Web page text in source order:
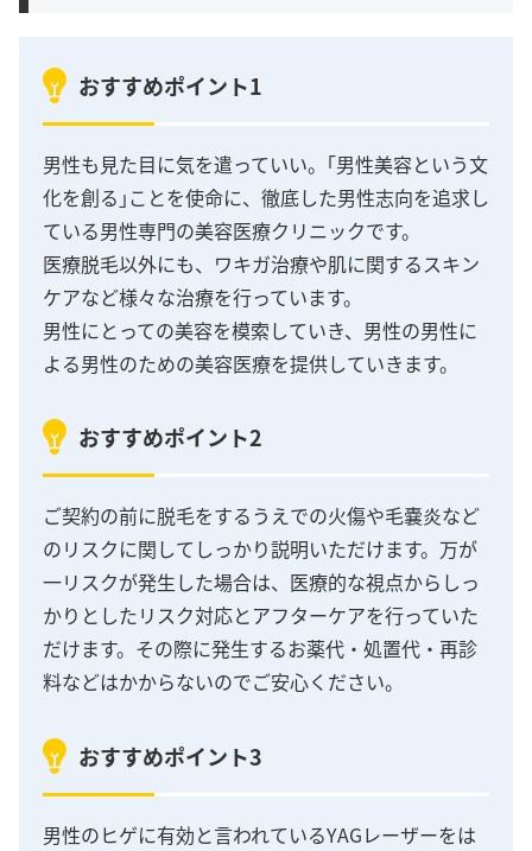
おすすめポイント1
男性も見た目に気を遣っていい。｢男性美容という文
化を創る｣ことを使命に、徹底した男性志向を追求し
ている男性専門の美容医療クリニックです。
医療脱毛以外にも、ワキガ治療や肌に関するスキン
ケアなど様々な治療を行っています。
男性にとっての美容を模索していき、男性の男性に
よる男性のための美容医療を提供していきます。
おすすめポイント2
ご契約の前に脱毛をするうえでの火傷や毛嚢炎など
のリスクに関してしっかり説明いただけます。万が
一リスクが発生した場合は、医療的な視点からしっ
かりとしたリスク対応とアフターケアを行っていた
だけます。その際に発生するお薬代・処置代・再診
料などはかからないのでご安心ください。
おすすめポイント3
男性のヒゲに有効と言われているYAGレーザーをは